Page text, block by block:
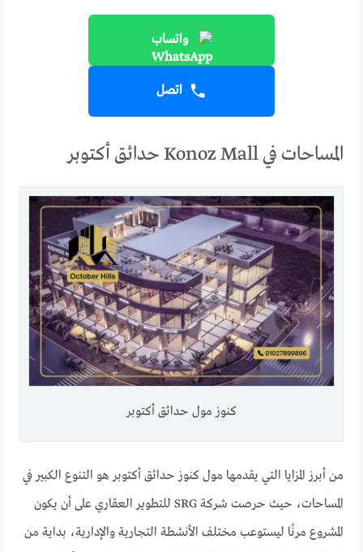
واتساب
اتصل
المساحات في Konoz Mall حدائق أكتوبر
كنوز مول حدائق أكتوبر
من أبرز المزايا التي يقدمها مول كنوز حدائق أكتوبر هو التنوع الكبير في
المساحات، حيث حرصت شركة SRG للتطوير العقاري على أن يكون
المشروع مرنًا ليستوعب مختلف الأنشطة التجارية والإدارية، بداية من